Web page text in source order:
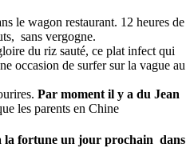
le wagon restaurant. 12 heures de
sans vergogne.
du riz sauté, ce plat infect qui
occasion de surfer sur la vague au
Par moment il y a du Jean
les parents en Chine
la fortune un jour prochain dans